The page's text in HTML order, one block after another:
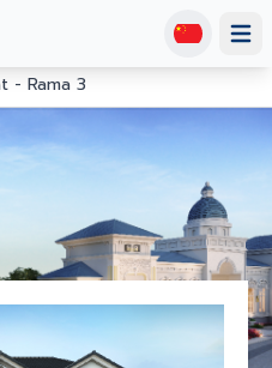
- Rama 3